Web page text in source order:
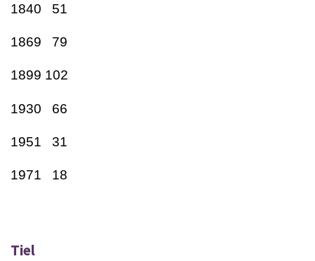
1840 51
1869 79
1899 102
1930 66
1951 31
1971 18
Tiel